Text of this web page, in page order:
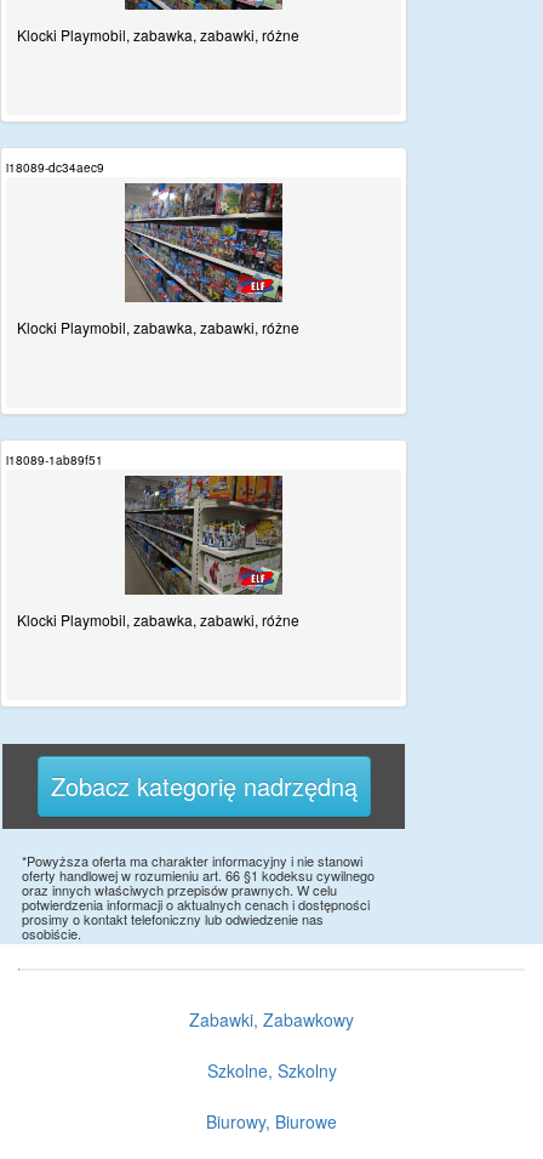
Klocki Playmobil, zabawka, zabawki, różne
i18089-dc34aec9
Klocki Playmobil, zabawka, zabawki, różne
i18089-1ab89f51
Klocki Playmobil, zabawka, zabawki, różne
Zobacz kategorię nadrzędną
*Powyższa oferta ma charakter informacyjny i nie stanowi
oferty handlowej w rozumieniu art. 66 §1 kodeksu cywilnego
oraz innych właściwych przepisów prawnych. W celu
potwierdzenia informacji o aktualnych cenach i dostępności
prosimy o kontakt telefoniczny lub odwiedzenie nas
osobiście.
Zabawki, Zabawkowy
Szkolne, Szkolny
Biurowy, Biurowe